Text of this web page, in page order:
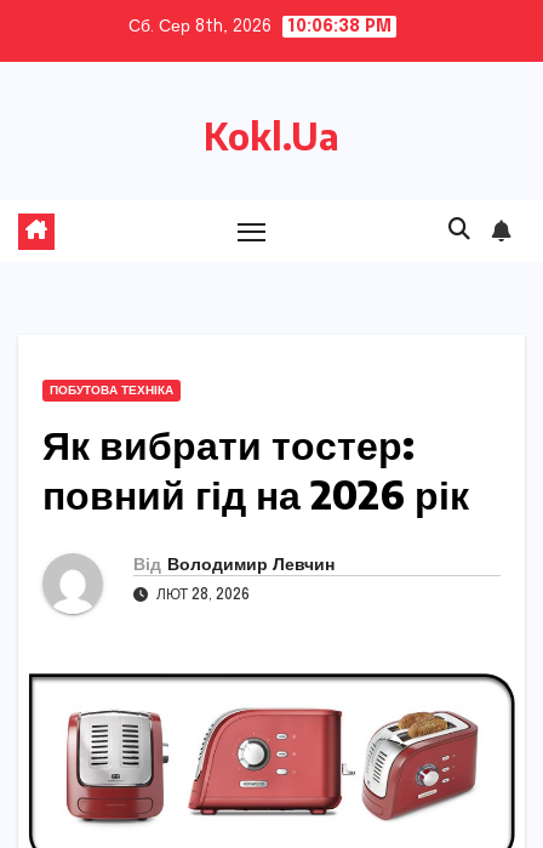
Сб. Сер 8th, 2026 10:06:39 PM
Kokl.Ua
ПОБУТОВА ТЕХНІКА
Як вибрати тостер:
повний гід на 2026 рік
Від Володимир Левчин
ЛЮТ 28, 2026